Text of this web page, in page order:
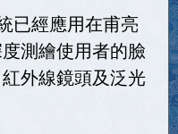
已經應用在甫亮
測繪使用者的臉
外線鏡頭及泛光